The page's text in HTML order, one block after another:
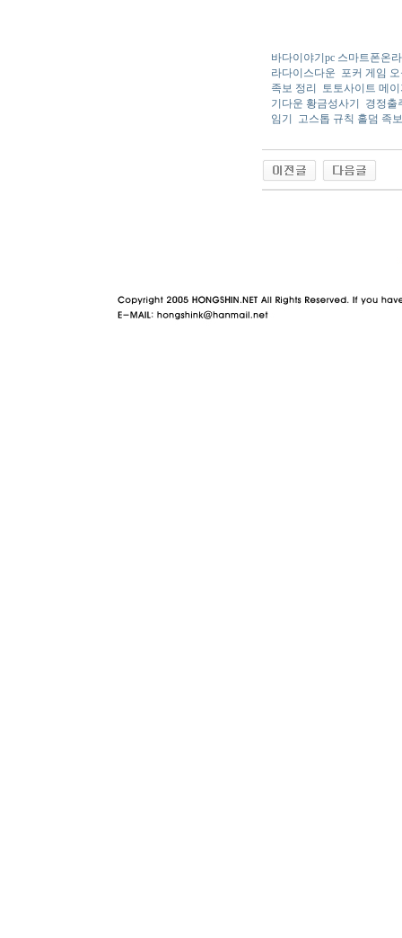
바다이야기pc 스마트폰온
라다이스다운 포커 게임
족보 정리
토토사이트 메
기다운 황금성사기
경정출
임기
고스톱 규칙 홀덤 족